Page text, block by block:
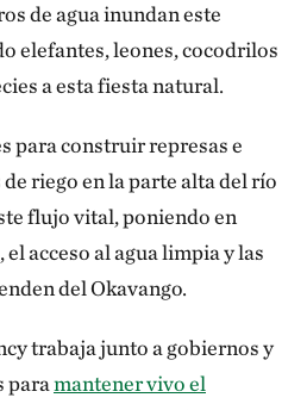
de agua inundan este
elefantes, leones, cocodrilos
a esta fiesta natural.
para construir represas e
riego en la parte alta del río
flujo vital, poniendo en
acceso al agua limpia y las
del Okavango.
trabaja junto a gobiernos y
paramantener vivo el